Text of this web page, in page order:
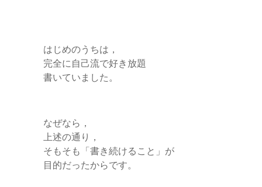
はじめのうちは，
完全に自己流で好き放題
書いていました。
なぜなら，
上述の通り，
そもそも「書き続けること」が
目的だったからです。